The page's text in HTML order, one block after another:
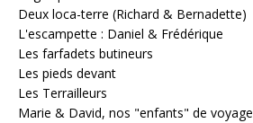
Deux loca-terre (Richard & Bernadette)
L'escampette : Daniel & Frédérique
Les farfadets butineurs
Les pieds devant
Les Terrailleurs
Marie & David, nos "enfants" de voyage